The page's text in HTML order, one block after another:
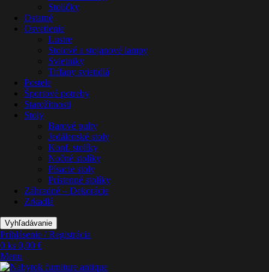
Stoličky
Ostatné
Osvetlenie
Lustre
Stolové a stojanové lampy
Svietniky
Tiffany svietidlá
Postele
Športové potreby
Starožitnosti
Stoly
Barové pulty
Jedálenské stoly
Konf. stolíky
Nočné stolíky
Písacie stoly
Prístenné stolíky
Záhradné – Dekorácie
Zrkadlá
Vyhľadávanie
Prihlásenie / Registrácia
0 ks 0,00 €
Menu